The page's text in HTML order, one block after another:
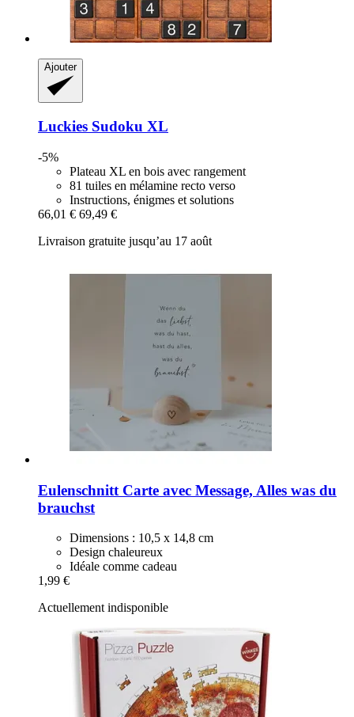
Ajouter
Luckies Sudoku XL
-5%
Plateau XL en bois avec rangement
81 tuiles en mélamine recto verso
Instructions, énigmes et solutions
66,01 € 69,49 €
Livraison gratuite jusqu’au 17 août
Eulenschnitt Carte avec Message, Alles was du
brauchst
Dimensions : 10,5 x 14,8 cm
Design chaleureux
Idéale comme cadeau
1,99 €
Actuellement indisponible